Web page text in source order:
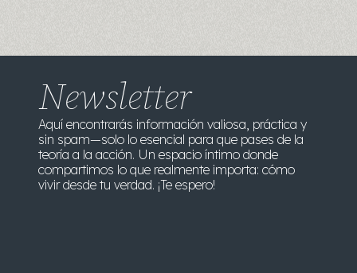
Newsletter
Aquí encontrarás información valiosa, práctica y
sin spam—solo lo esencial para que pases de la
teoría a la acción. Un espacio íntimo donde
compartimos lo que realmente importa: cómo
vivir desde tu verdad. ¡Te espero!